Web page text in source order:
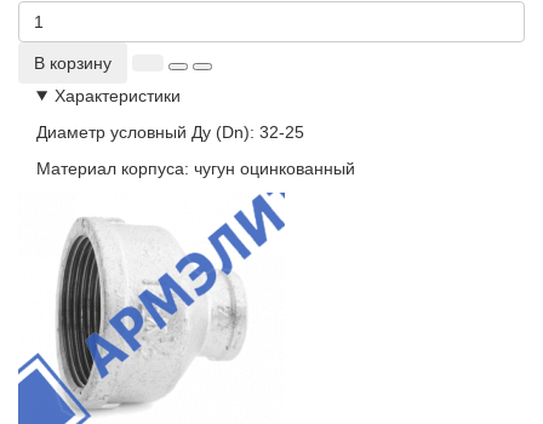
В корзину
Характеристики
Диаметр условный Ду (Dn): 32-25
Материал корпуса: чугун оцинкованный